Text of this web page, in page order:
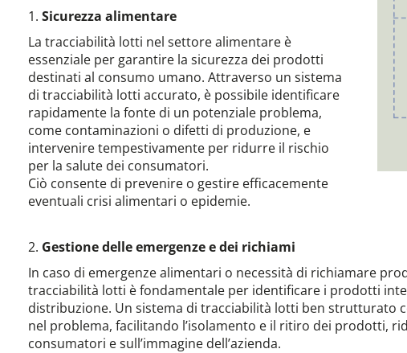
1. Sicurezza alimentare
La tracciabilità lotti nel settore alimentare è
essenziale per garantire la sicurezza dei prodotti
destinati al consumo umano. Attraverso un sistema
di tracciabilità lotti accurato, è possibile identificare
rapidamente la fonte di un potenziale problema,
come contaminazioni o difetti di produzione, e
intervenire tempestivamente per ridurre il rischio
per la salute dei consumatori.
Ciò consente di prevenire o gestire efficacemente
eventuali crisi alimentari o epidemie.
2. Gestione delle emergenze e dei richiami
In caso di emergenze alimentari o necessità di richiamare
tracciabilità lotti è fondamentale per identificare i prodotti
distribuzione. Un sistema di tracciabilità lotti ben strutturato
nel problema, facilitando l’isolamento e il ritiro dei prodotti,
consumatori e sull’immagine dell’azienda.